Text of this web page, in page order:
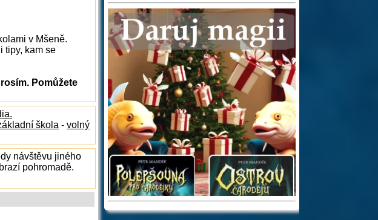
v Mšeně.
tipy, kam se
Pomůžete
škola - volný
návštěvu jiného
pohromadě.